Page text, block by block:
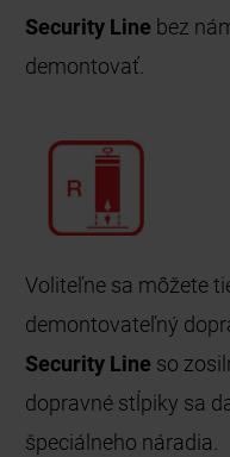
Security Line bez
demontovať.
Voliteľne sa môžete
demontovateľný
Security Line so
dopravné stĺpiky sa
špeciálneho náradia.